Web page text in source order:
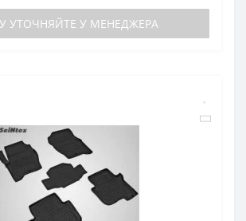
УТОЧНЯЙТЕ У МЕНЕДЖЕРА